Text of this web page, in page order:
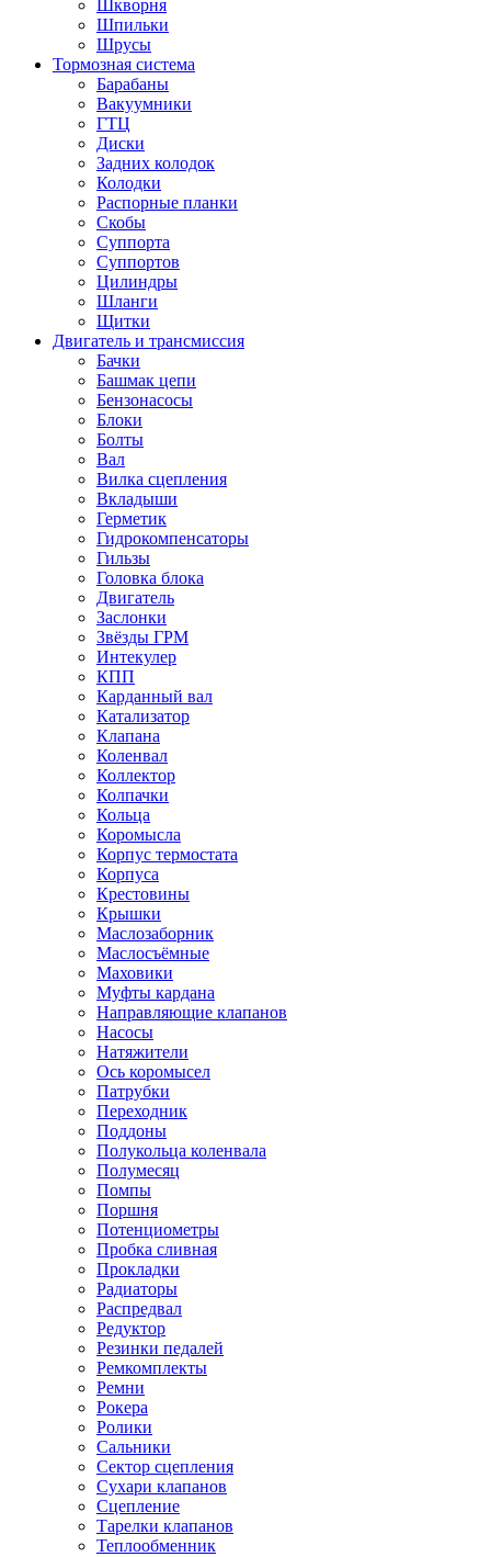
Шкворня
Шпильки
Шрусы
Тормозная система
Барабаны
Вакуумники
ГТЦ
Диски
Задних колодок
Колодки
Распорные планки
Скобы
Суппорта
Суппортов
Цилиндры
Шланги
Щитки
Двигатель и трансмиссия
Бачки
Башмак цепи
Бензонасосы
Блоки
Болты
Вал
Вилка сцепления
Вкладыши
Герметик
Гидрокомпенсаторы
Гильзы
Головка блока
Двигатель
Заслонки
Звёзды ГРМ
Интекулер
КПП
Карданный вал
Катализатор
Клапана
Коленвал
Коллектор
Колпачки
Кольца
Коромысла
Корпус термостата
Корпуса
Крестовины
Крышки
Маслозаборник
Маслосъёмные
Маховики
Муфты кардана
Направляющие клапанов
Насосы
Натяжители
Ось коромысел
Патрубки
Переходник
Поддоны
Полукольца коленвала
Полумесяц
Помпы
Поршня
Потенциометры
Пробка сливная
Прокладки
Радиаторы
Распредвал
Редуктор
Резинки педалей
Ремкомплекты
Ремни
Рокера
Ролики
Сальники
Сектор сцепления
Сухари клапанов
Сцепление
Тарелки клапанов
Теплообменник